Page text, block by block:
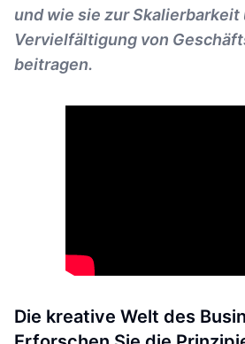
und wie sie zur Skalierbarkeit
Vervielfältigung von
beitragen.
Die kreative Welt des